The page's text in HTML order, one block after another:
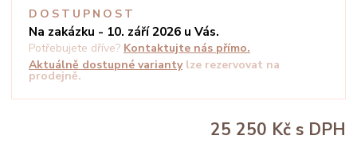
DOSTUPNOST
Na zakázku - 10. září 2026 u Vás.
Potřebujete dříve? Kontaktujte nás přímo.
Aktuálně dostupné varianty lze rezervovat na
prodejně.
25 250 Kč s DPH